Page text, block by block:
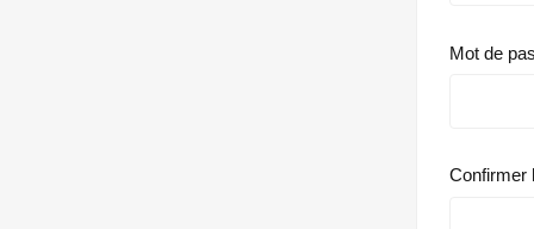
Mot de
Confirmer